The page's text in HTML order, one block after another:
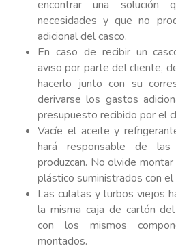
encontrar una
necesidades y que no
adicional del casco.
En caso de recibir un
aviso por parte del cliente,
hacerlo junto con su
derivarse los gastos
presupuesto recibido por el
Vacíe el aceite y
hará responsable de las
produzcan. No olvide
plástico suministrados con
Las culatas y turbos viejos
la misma caja de cartón
con los mismos
montados.